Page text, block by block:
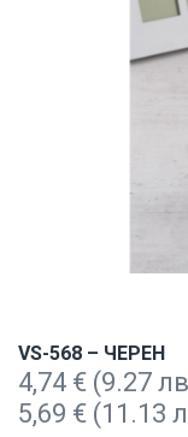
VS-568 – ЧЕРЕН
4,74 € (9.27
5,69 € (11.13